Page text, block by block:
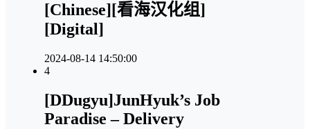
[Chinese][看海汉化组]
[Digital]
2024-08-14 14:50:00
4
[DDugyu]JunHyuk’s Job
Paradise – Delivery